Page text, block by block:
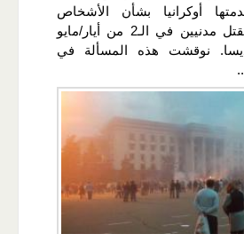
أوكرانيا بشأن الأشخاص
المتورطين في مقتل مدنيين في الـ2 من أيار/مايو
أوديسا. نوقشت هذه المسألة في